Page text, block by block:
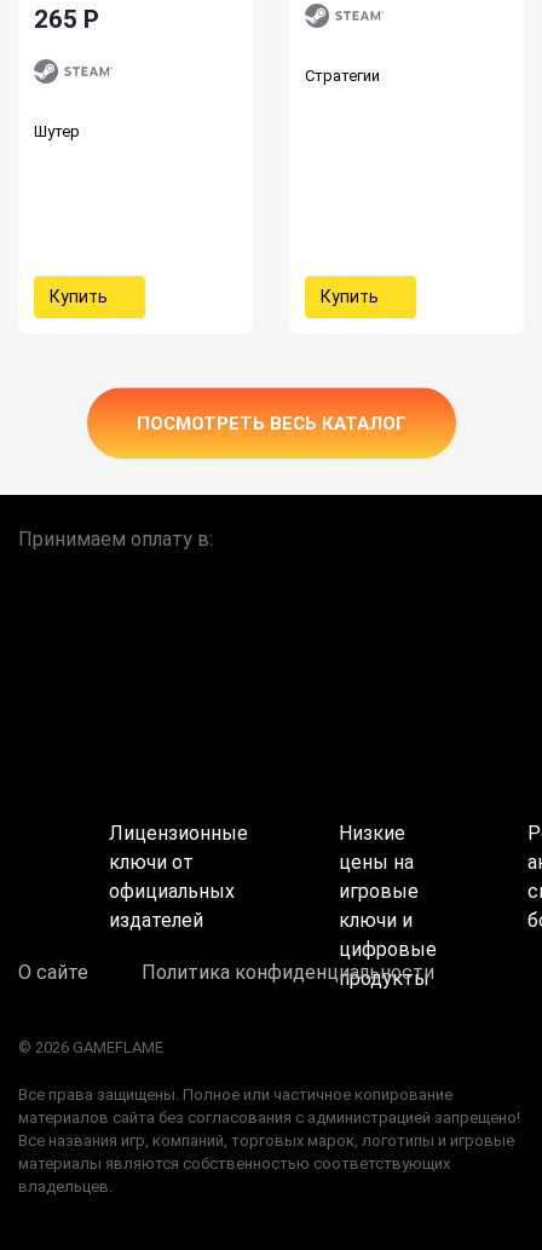
265 P
Шутер
Купить
Стратегии
Купить
ПОСМОТРЕТЬ ВЕСЬ КАТАЛОГ
Принимаем оплату в:
Лицензионные
ключи от
официальных
издателей
Низкие
цены на
игровые
ключи и
цифровые
продукты
О сайте Политика конфиденциальности
© 2026 GAMEFLAME
Все права защищены. Полное или частичное копирование
материалов сайта без согласования с администрацией запрещено!
Все названия игр, компаний, торговых марок, логотипы и игровые
материалы являются собственностью соответствующих
владельцев.